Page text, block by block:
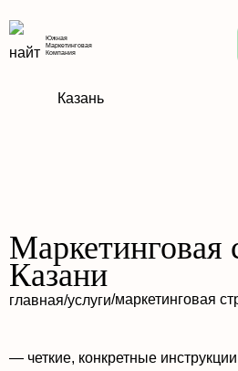
Южная
Маркетинговая
Компания
Казань
Маркетинговая
Казани
главная/услуги/маркетинговая
— четкие, конкретные